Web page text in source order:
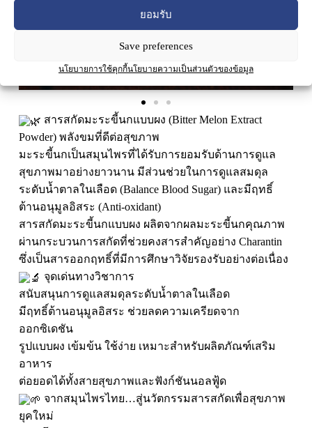
ยอมรับ
Save preferences
นโยบายการใช้คุกกี้นโยบายความเป็นส่วนตัวของข้อมูล
สารสกัดมะระขี้นกแบบผง (Bitter Melon Extract
Powder) พลังขมที่ดีต่อสุขภาพ
มะระขี้นกเป็นสมุนไพรที่ได้รับการยอมรับด้านการดูแล
สุขภาพมาอย่างยาวนาน มีส่วนช่วยในการดูแลสมดุล
ระดับน้ำตาลในเลือด (Balance Blood Sugar) และมีฤทธิ์
ต้านอนุมูลอิสระ (Anti-oxidant)
สารสกัดมะระขี้นกแบบผง ผลิตจากผลมะระขี้นกคุณภาพ
ผ่านกระบวนการสกัดที่ช่วยคงสารสำคัญอย่าง Charantin
ซึ่งเป็นสารออกฤทธิ์ที่มีการศึกษาวิจัยรองรับอย่างต่อเนื่อง
จุดเด่นทางวิชาการ
สนับสนุนการดูแลสมดุลระดับน้ำตาลในเลือด
มีฤทธิ์ต้านอนุมูลอิสระ ช่วยลดความเครียดจาก
ออกซิเดชัน
รูปแบบผง เข้มข้น ใช้ง่าย เหมาะสำหรับผลิตภัณฑ์เสริม
อาหาร
ต่อยอดได้ทั้งสายสุขภาพและฟังก์ชันนอลฟู้ด
จากสมุนไพรไทย…สู่นวัตกรรมสารสกัดเพื่อสุขภาพ
ยุคใหม่